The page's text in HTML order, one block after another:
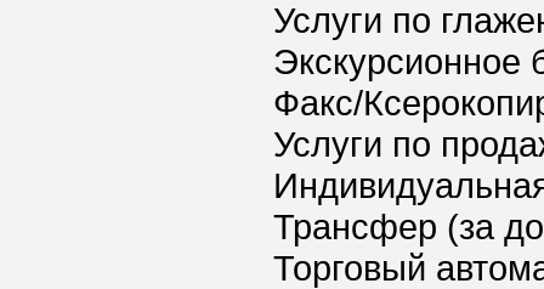
Услуги по
Экскурсионное
Факс/
Услуги по
Трансфер (за
Торговый